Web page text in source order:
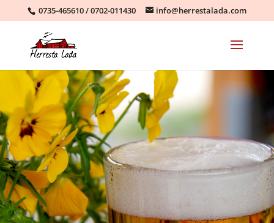
0735-465610/0702-011430 info@herrestalada.com